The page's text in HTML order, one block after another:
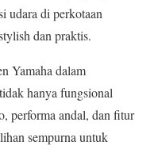
udara di perkotaan
dan praktis.
Yamaha dalam
hanya fungsional
performa andal, dan fitur
sempurna untuk